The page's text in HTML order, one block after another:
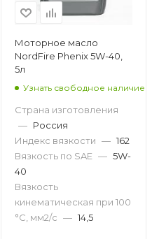
Моторное масло
NordFire Phenix 5W-40,
5л
Узнать свободное наличие
Страна изготовления
— Россия
Индекс вязкости — 162
Вязкость по SAE — 5W-
40
Вязкость
кинематическая при 100
°С, мм2/с — 14,5